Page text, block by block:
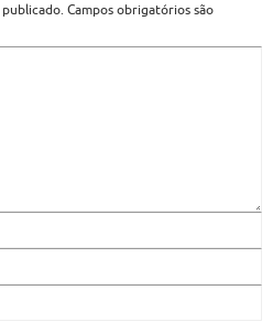
Campos obrigatórios são